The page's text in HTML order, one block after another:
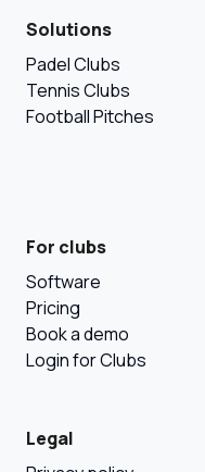
Solutions
Padel Clubs
Tennis Clubs
Football Pitches
For clubs
Software
Pricing
Book a demo
Login for Clubs
Legal